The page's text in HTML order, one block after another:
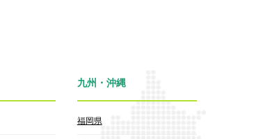
九州・沖縄
福岡県